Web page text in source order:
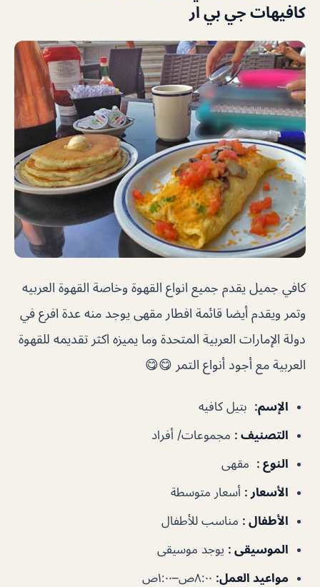
كافيهات جي بي ار
كافي جميل يقدم جميع انواع القهوة وخاصة القهوة العربيه
وتمر ويقدم أيضا قائمة افطار مقهى يوجد منه عدة افرع في
دولة الإمارات العربية المتحدة وما يميزه اكثر تقديمه للقهوة
العربية مع أجود أنواع التمر 😋😋
الإسم: بتيل كافيه
التصنيف : مجموعات/ أفراد
النوع : مقهى
الأسعار : أسعار متوسطة
الأطفال : مناسب للأطفال
الموسيقى : يوجد موسيقى
مواعيد العمل: